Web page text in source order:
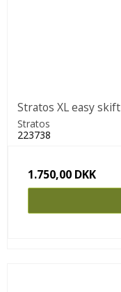
Stratos XL easy skift
Stratos
223738
1.750,00 DKK